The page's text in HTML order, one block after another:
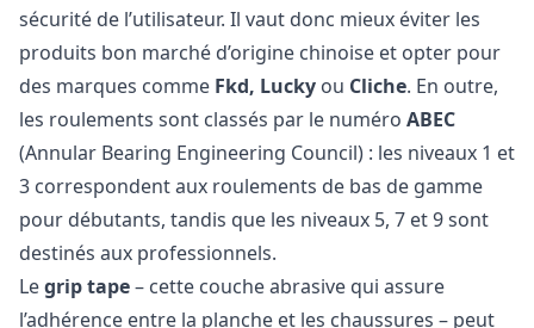
sécurité de l’utilisateur. Il vaut donc mieux éviter les
produits bon marché d’origine chinoise et opter pour
des marques comme Fkd, Lucky ou Cliche. En outre,
les roulements sont classés par le numéro ABEC
(Annular Bearing Engineering Council) : les niveaux 1 et
3 correspondent aux roulements de bas de gamme
pour débutants, tandis que les niveaux 5, 7 et 9 sont
destinés aux professionnels.
Legrip tape– cette couche abrasive qui assure
l’adhérence entre la planche et les chaussures – peut